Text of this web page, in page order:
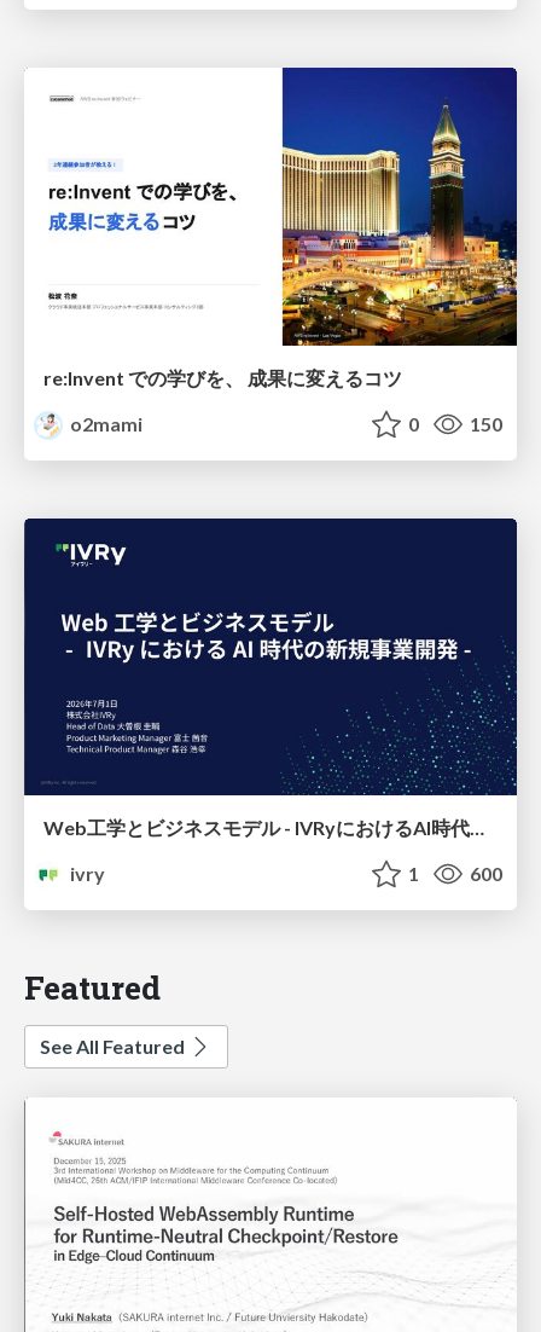
re:Invent での学びを、 成果に変えるコツ
o2mami
0 150
Web工学とビジネスモデル - IVRyにおけるAI時代の新規事業開発 -
ivry
1 600
Featured
See All Featured